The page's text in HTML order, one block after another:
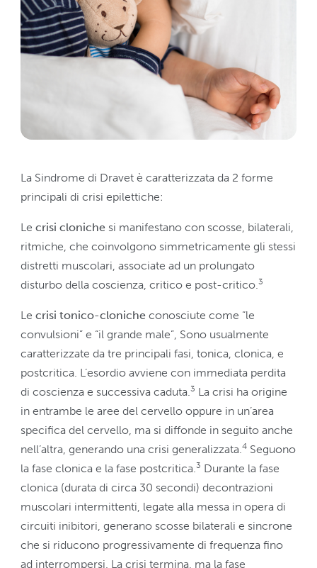
La Sindrome di Dravet è caratterizzata da 2 forme
principali di crisi epilettiche:
Le crisi cloniche si manifestano con scosse, bilaterali,
ritmiche, che coinvolgono simmetricamente gli stessi
distretti muscolari, associate ad un prolungato
disturbo della coscienza, critico e post-critico.3
Le crisi tonico-cloniche conosciute come “le
convulsioni” e “il grande male”, Sono usualmente
caratterizzate da tre principali fasi, tonica, clonica, e
postcritica. L’esordio avviene con immediata perdita
di coscienza e successiva caduta.3 La crisi ha origine
in entrambe le aree del cervello oppure in un’area
specifica del cervello, ma si diffonde in seguito anche
nell’altra, generando una crisi generalizzata.4 Seguono
la fase clonica e la fase postcritica.3 Durante la fase
clonica (durata di circa 30 secondi) decontrazioni
muscolari intermittenti, legate alla messa in opera di
circuiti inibitori, generano scosse bilaterali e sincrone
che si riducono progressivamente di frequenza fino
ad interrompersi. La crisi termina, ma la fase